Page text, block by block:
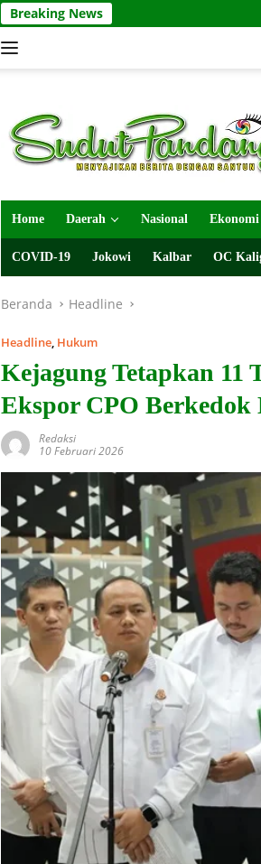
Breaking News
Home Daerah Nasional Ekonomi
COVID-19 Jokowi Kalbar OC
Beranda Headline
Headline, Hukum
Kejagung Tetapkan 11
Ekspor CPO Berkedok
Redaksi
10 Februari 2026